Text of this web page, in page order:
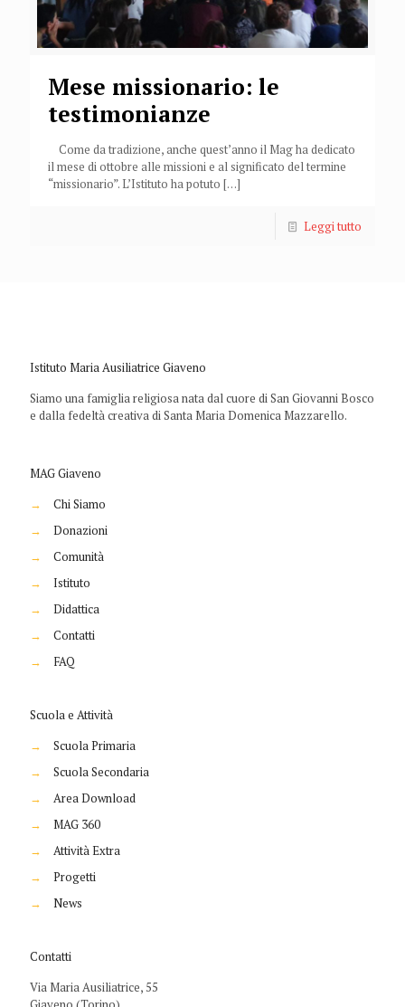
Mese missionario: le
testimonianze
Come da tradizione, anche quest’anno il Mag ha dedicato
il mese di ottobre alle missioni e al significato del termine
“missionario”. L’Istituto ha potuto […]
Leggi tutto
Istituto Maria Ausiliatrice Giaveno
Siamo una famiglia religiosa nata dal cuore di San Giovanni Bosco
e dalla fedeltà creativa di Santa Maria Domenica Mazzarello.
MAG Giaveno
→
Chi Siamo
→
Donazioni
→
Comunità
→
Istituto
→
Didattica
→
Contatti
→
FAQ
Scuola e Attività
→
Scuola Primaria
→
Scuola Secondaria
→
Area Download
→
MAG 360
→
Attività Extra
→
Progetti
→
News
Contatti
Via Maria Ausiliatrice, 55